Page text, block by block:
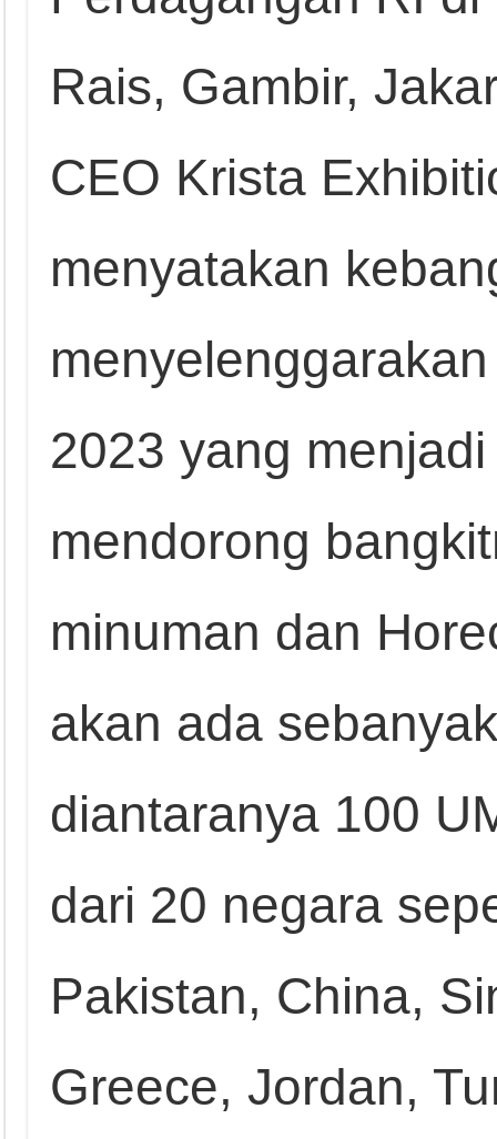
Rais, Gambir,
CEO Krista
menyatakan
2023 yang
mendorong
minuman dan
akan ada
diantaranya 100
dari 20 negara
Pakistan, China,
Greece, Jordan,